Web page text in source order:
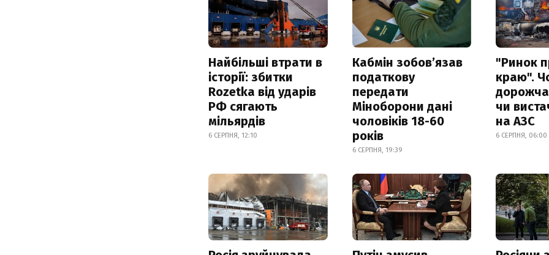
Найбільші втрати в
історії: збитки
Rozetka від ударів
РФ сягають
мільярдів
6 СЕРПНЯ, 12:10
Кабмін зобовʼязав
податкову
передати
Міноборони дані
чоловіків 18-60
років
6 СЕРПНЯ, 19:39
"Ринок
краю".
чи
на АЗС
6 СЕРПНЯ, 06:00